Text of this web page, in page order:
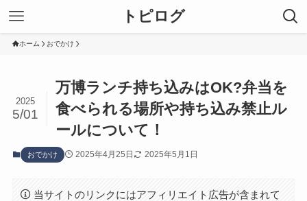
トピログ
ホーム おでかけ
万博ランチ持ち込みはOK?弁当を
食べられる場所や持ち込み禁止ル
ールについて！
2025
5/01
おでかけ 2025年4月25日 2025年5月1日
当サイトのリンクにはアフィリエイト広告が含まれて